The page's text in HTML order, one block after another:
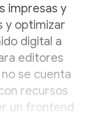
impresas y
y optimizar
digital a
editores
se cuenta
recursos
un frontend